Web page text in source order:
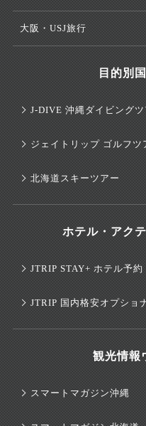
大阪・USJ旅行
目的別
J-DIVE 沖縄ダイビングツ
ジェイトリップ ゴルフツ
北海道スキーツアー
ホテル・アク
JTRIP STAY+ ホテル予約
JTRIP 国内格安オプショ
観光情報
スマートマガジン沖縄